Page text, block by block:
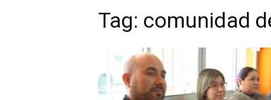
Tag: comunidad